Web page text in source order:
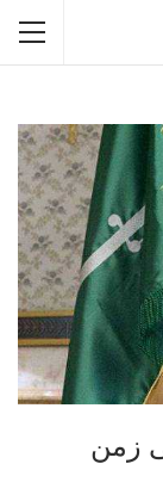
زمن